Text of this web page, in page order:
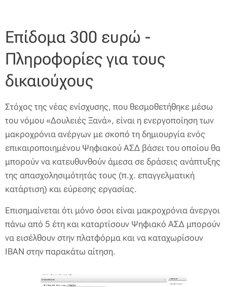
Επίδομα 300 ευρώ -
Πληροφορίες για τους
δικαιούχους
Στόχος της νέας ενίσχυσης, που θεσμοθετήθηκε μέσω
του νόμου «Δουλειές Ξανά», είναι η ενεργοποίηση των
μακροχρόνια ανέργων με σκοπό τη δημιουργία ενός
επικαιροποιημένου Ψηφιακού ΑΣΔ βάσει του οποίου θα
μπορούν να κατευθυνθούν άμεσα σε δράσεις ανάπτυξης
της απασχολησιμότητάς τους (π.χ. επαγγελματική
κατάρτιση) και εύρεσης εργασίας.
Επισημαίνεται ότι μόνο όσοι είναι μακροχρόνια άνεργοι
πάνω από 5 έτη και καταρτίσουν Ψηφιακό ΑΣΔ μπορούν
να εισέλθουν στην πλατφόρμα και να καταχωρίσουν
ΙΒΑΝ στην παρακάτω αίτηση.